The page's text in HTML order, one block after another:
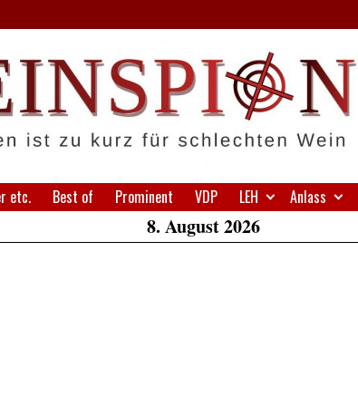
etc. Best of Prominent VDP LEH Anlass
8. August 2026